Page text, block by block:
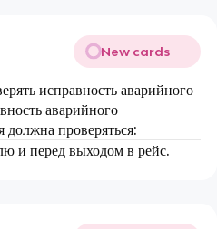
New cards
исправность аварийного
аварийного
должна проверяться:
и перед выходом в рейс.